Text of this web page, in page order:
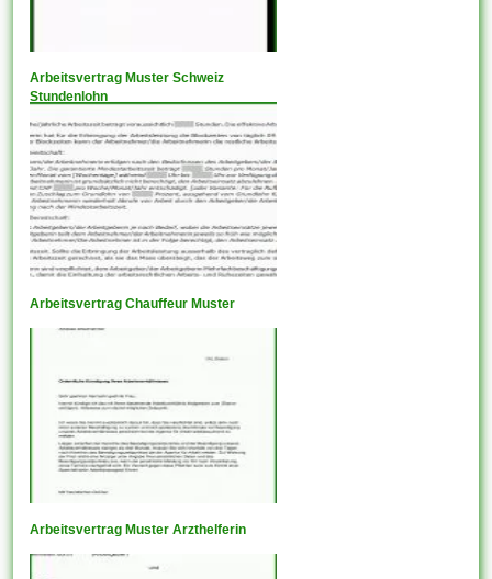
Arbeitsvertrag Muster Schweiz
Stundenlohn
Arbeitsvertrag Chauffeur Muster
Arbeitsvertrag Muster Arzthelferin